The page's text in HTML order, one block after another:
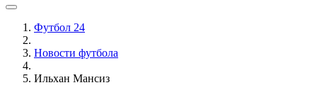
Футбол 24
Новости футбола
Ильхан Мансиз